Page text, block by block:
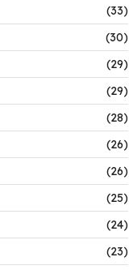
(33)
(30)
(29)
(29)
(28)
(26)
(26)
(25)
(24)
(23)